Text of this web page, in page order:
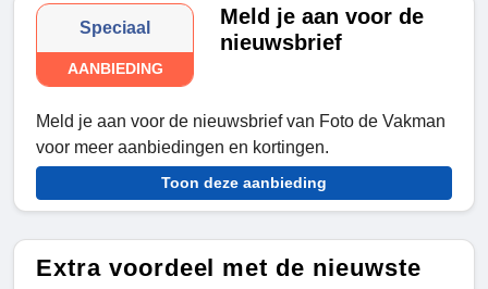
Speciaal
AANBIEDING
Meld je aan voor de
nieuwsbrief
Meld je aan voor de nieuwsbrief van Foto de Vakman
voor meer aanbiedingen en kortingen.
Toon deze aanbieding
Extra voordeel met de nieuwste